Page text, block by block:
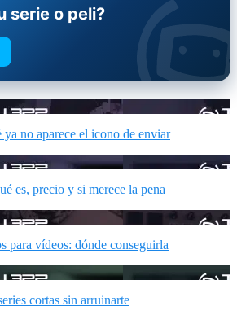
serie o peli?
no aparece el icono de enviar
es, precio y si merece la pena
para vídeos: dónde conseguirla
cortas sin arruinarte